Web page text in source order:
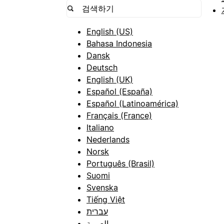
English (US)
Bahasa Indonesia
Dansk
Deutsch
English (UK)
Español (España)
Español (Latinoamérica)
Français (France)
Italiano
Nederlands
Norsk
Português (Brasil)
Suomi
Svenska
Tiếng Việt
עברית